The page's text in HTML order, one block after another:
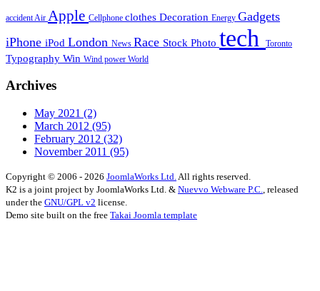
accident Air Apple Cellphone clothes Decoration Energy Gadgets
iPhone iPod London News Race Stock Photo tech Toronto
Typography Win Wind power World
Archives
May 2021 (2)
March 2012 (95)
February 2012 (32)
November 2011 (95)
Copyright © 2006 - 2026 JoomlaWorks Ltd.All rights reserved.
K2 is a joint project by JoomlaWorks Ltd. & Nuevvo Webware P.C., released
under the GNU/GPL v2 license.
Demo site built on the free Takai Joomla template